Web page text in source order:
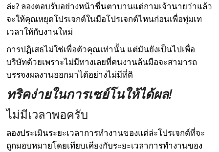
ล่ะ? ลองตอบรับอย่างหน้าชื่นตาบานแต่ถามเจ้านายว่าแล้ว
จะให้คุณหยุดโปรเจกต์ในมือโปรเจกต์ไหนก่อนเพื่อทุ่มเท
เวลาให้กับงานใหม่
การปฏิเสธไม่ใช่เพื่อตัวคุณเท่านั้น แต่มันยังเป็นไปเพื่อ
บริษัทด้วยเพราะไม่มีทางเลยที่คนงานล้นมือจะสามารถ
บรรจงผลงานออกมาได้อย่างไม่มีที่ติ
ทริคง่ายในการเซย์โนให้ได้ผล!
ไม่มีเวลาพอครับ
ลองประเมินระยะเวลาการทำงานของแต่ล่ะโปรเจกต์ที่จะ
ถูกมอบหมายโดยเทียบเคียงกับระยะเวลาการทำงานของ